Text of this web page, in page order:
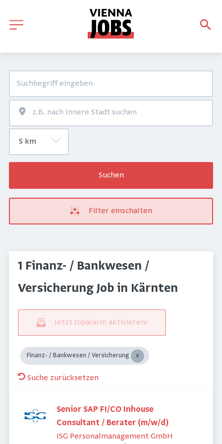
Suchen
Filter einschalten
1 Finanz- / Bankwesen /
Versicherung Job in Kärnten
Jetzt Jobalarm aktivieren!
Finanz- / Bankwesen / Versicherung
Suche zurücksetzen
Senior SAP FI/CO Inhouse
Consultant / Berater (m/w/d)
ISG Personalmanagement GmbH